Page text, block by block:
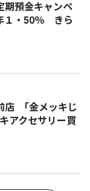
期預金キャンペ
１・50％ きら
店 ｢金メッキじ
アクセサリー買